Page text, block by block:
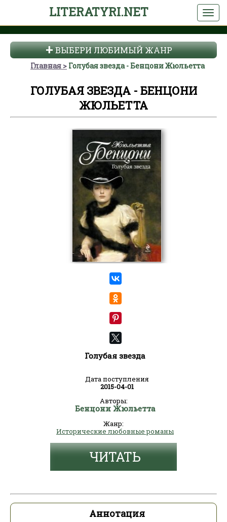
LITERATYRI.NET
ВЫБЕРИ ЛЮБИМЫЙ ЖАНР
Главная Голубая звезда - Бенцони Жюльетта
ГОЛУБАЯ ЗВЕЗДА - БЕНЦОНИ
ЖЮЛЬЕТТА
Голубая звезда
Дата поступления
2015-04-01
Авторы:
Бенцони Жюльетта
Жанр:
Исторические любовные романы
ЧИТАТЬ
Аннотация